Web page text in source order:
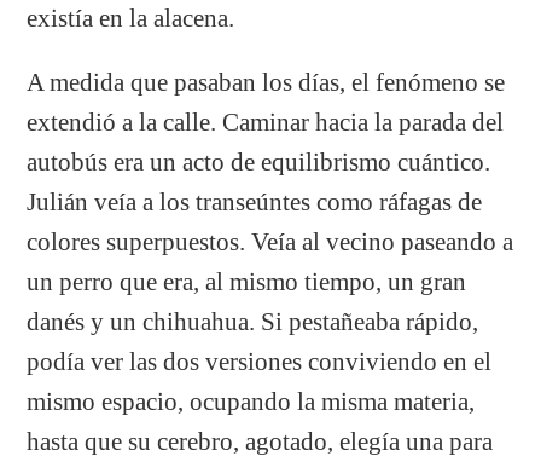
existía en la alacena.
A medida que pasaban los días, el fenómeno se
extendió a la calle. Caminar hacia la parada del
autobús era un acto de equilibrismo cuántico.
Julián veía a los transeúntes como ráfagas de
colores superpuestos. Veía al vecino paseando a
un perro que era, al mismo tiempo, un gran
danés y un chihuahua. Si pestañeaba rápido,
podía ver las dos versiones conviviendo en el
mismo espacio, ocupando la misma materia,
hasta que su cerebro, agotado, elegía una para